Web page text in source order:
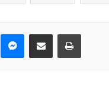
Messenger
Share via Email Print